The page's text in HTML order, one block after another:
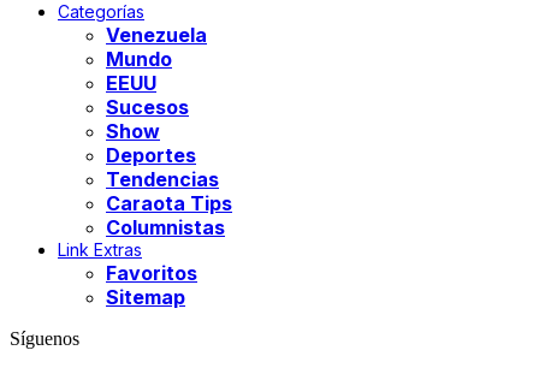
Categorías
Venezuela
Mundo
EEUU
Sucesos
Show
Deportes
Tendencias
Caraota Tips
Columnistas
Link Extras
Favoritos
Sitemap
Síguenos